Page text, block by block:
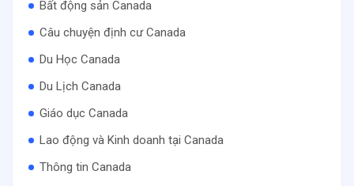
Bất động sản Canada
Câu chuyện định cư Canada
Du Học Canada
Du Lịch Canada
Giáo dục Canada
Lao động và Kinh doanh tại Canada
Thông tin Canada